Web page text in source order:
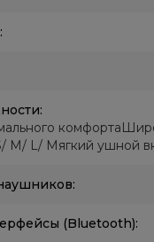
M/ L/ Мягкий ушной
(Bluetooth):